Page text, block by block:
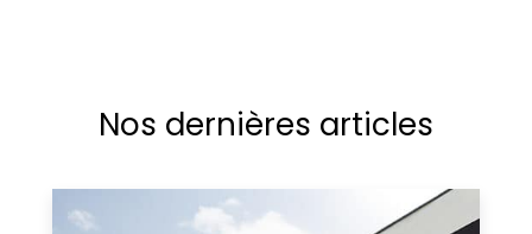
Nos dernières articles